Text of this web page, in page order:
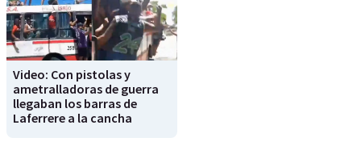
Video: Con pistolas y
ametralladoras de guerra
llegaban los barras de
Laferrere a la cancha